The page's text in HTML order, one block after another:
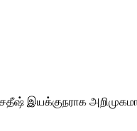
இயக்குநராக